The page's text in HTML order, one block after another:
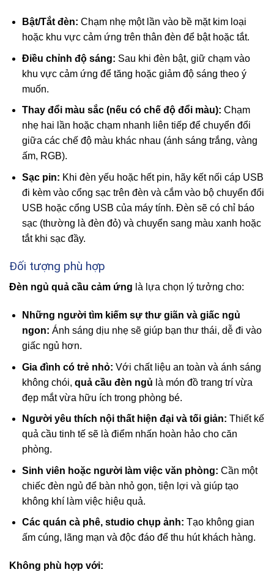
Bật/Tắt đèn: Chạm nhẹ một lần vào bề mặt kim loại
hoặc khu vực cảm ứng trên thân đèn để bật hoặc tắt.
Điều chỉnh độ sáng: Sau khi đèn bật, giữ chạm vào
khu vực cảm ứng để tăng hoặc giảm độ sáng theo ý
muốn.
Thay đổi màu sắc (nếu có chế độ đổi màu): Chạm
nhẹ hai lần hoặc chạm nhanh liên tiếp để chuyển đổi
giữa các chế độ màu khác nhau (ánh sáng trắng, vàng
ấm, RGB).
Sạc pin: Khi đèn yếu hoặc hết pin, hãy kết nối cáp USB
đi kèm vào cổng sạc trên đèn và cắm vào bộ chuyển đổi
USB hoặc cổng USB của máy tính. Đèn sẽ có chỉ báo
sạc (thường là đèn đỏ) và chuyển sang màu xanh hoặc
tắt khi sạc đầy.
Đối tượng phù hợp
Đèn ngủ quả cầu cảm ứng là lựa chọn lý tưởng cho:
Những người tìm kiếm sự thư giãn và giấc ngủ
ngon: Ánh sáng dịu nhẹ sẽ giúp bạn thư thái, dễ đi vào
giấc ngủ hơn.
Gia đình có trẻ nhỏ: Với chất liệu an toàn và ánh sáng
không chói, quả cầu đèn ngủ là món đồ trang trí vừa
đẹp mắt vừa hữu ích trong phòng bé.
Người yêu thích nội thất hiện đại và tối giản: Thiết kế
quả cầu tinh tế sẽ là điểm nhấn hoàn hảo cho căn
phòng.
Sinh viên hoặc người làm việc văn phòng: Cần một
chiếc đèn ngủ để bàn nhỏ gọn, tiện lợi và giúp tạo
không khí làm việc hiệu quả.
Các quán cà phê, studio chụp ảnh: Tạo không gian
ấm cúng, lãng mạn và độc đáo để thu hút khách hàng.
Không phù hợp với: